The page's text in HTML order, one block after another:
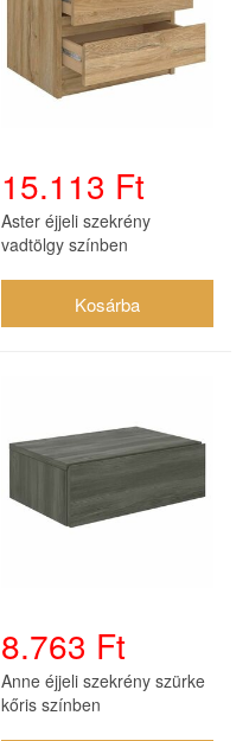
15.113 Ft
Aster éjjeli szekrény
vadtölgy színben
8.763 Ft
Anne éjjeli szekrény szürke
kőris színben